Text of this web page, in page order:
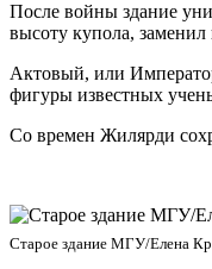
После войны здание
высоту купола,
Актовый, или
фигуры известных
Со времен Жилярди
Старое здание МГУ/Елена